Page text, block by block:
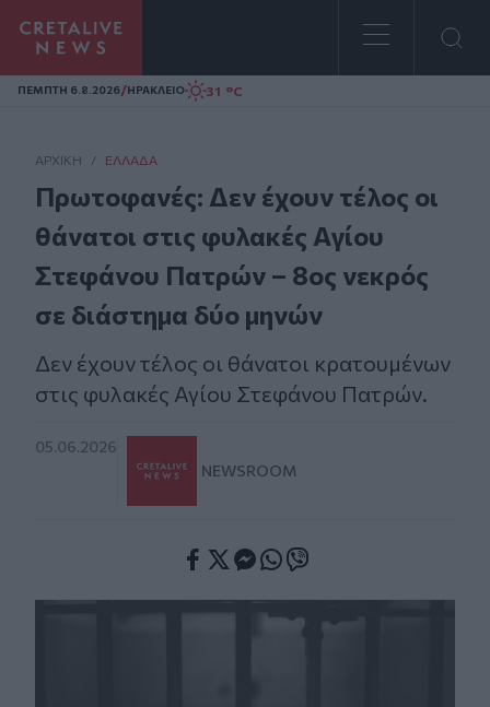
Homepage
ΠΕΜΠΤΗ 6.8.2026/ΗΡΑΚΛΕΙΟ 31 °C
ΑΡΧΙΚΗ / ΕΛΛΆΔΑ
Πρωτοφανές: Δεν έχουν τέλος οι
θάνατοι στις φυλακές Αγίου
Στεφάνου Πατρών – 8ος νεκρός
σε διάστημα δύο μηνών
Δεν έχουν τέλος οι θάνατοι κρατουμένων
στις φυλακές Αγίου Στεφάνου Πατρών.
05.06.2026
NEWSROOM